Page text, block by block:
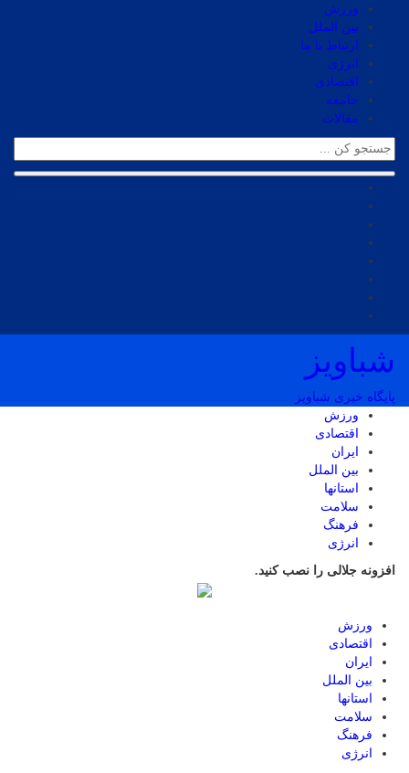
ورزش
بین الملل
ارتباط با ما
انرژی
اقتصادی
جامعه
مقالات
شباویز
پایگاه خبری شباویز
ورزش
اقتصادی
ایران
بین الملل
استانها
سلامت
فرهنگ
انرژی
افزونه جلالی را نصب کنید.
ورزش
اقتصادی
ایران
بین الملل
استانها
سلامت
فرهنگ
انرژی